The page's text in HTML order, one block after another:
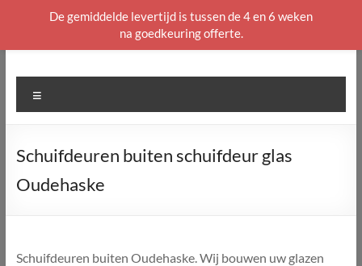
naar
Schuifdeuren buiten schuifdeur glas
Oudehaske
Schuifdeuren buiten Oudehaske. Wij bouwen uw glazen
De gemiddelde levertijd is tussen de 4 en 6 weken
na goedkeuring offerte.